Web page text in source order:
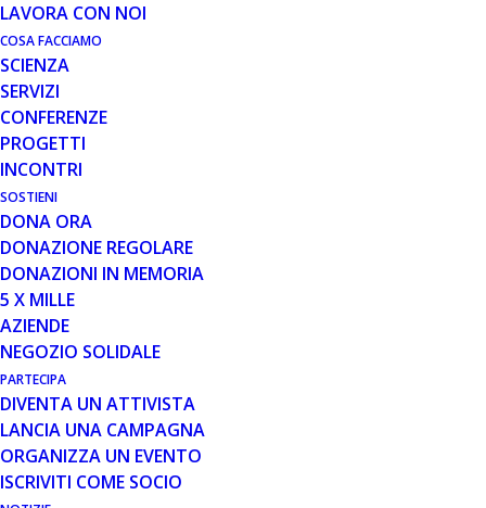
LAVORA CON NOI
COSA FACCIAMO
SCIENZA
SERVIZI
CONFERENZE
PROGETTI
INCONTRI
SOSTIENI
DONA ORA
DONAZIONE REGOLARE
DONAZIONI IN MEMORIA
5 X MILLE
AZIENDE
NEGOZIO SOLIDALE
PARTECIPA
DIVENTA UN ATTIVISTA
LANCIA UNA CAMPAGNA
ORGANIZZA UN EVENTO
ISCRIVITI COME SOCIO
RACCOLTA FONDI PP
12 GEN 2017
MUSICA E SOLIDARIETÀ: IL CORO
ANTON A MOGLIANO VENETO
PER COMBATTERE LA DISTROFIA